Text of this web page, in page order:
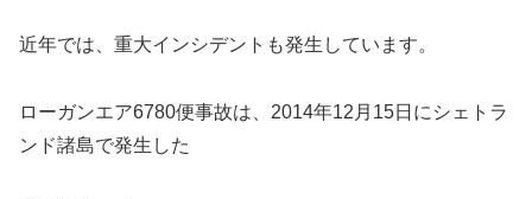
近年では、重大インシデントも発生しています。
ローガンエア6780便事故は、2014年12月15日にシェトラ
ンド諸島で発生した